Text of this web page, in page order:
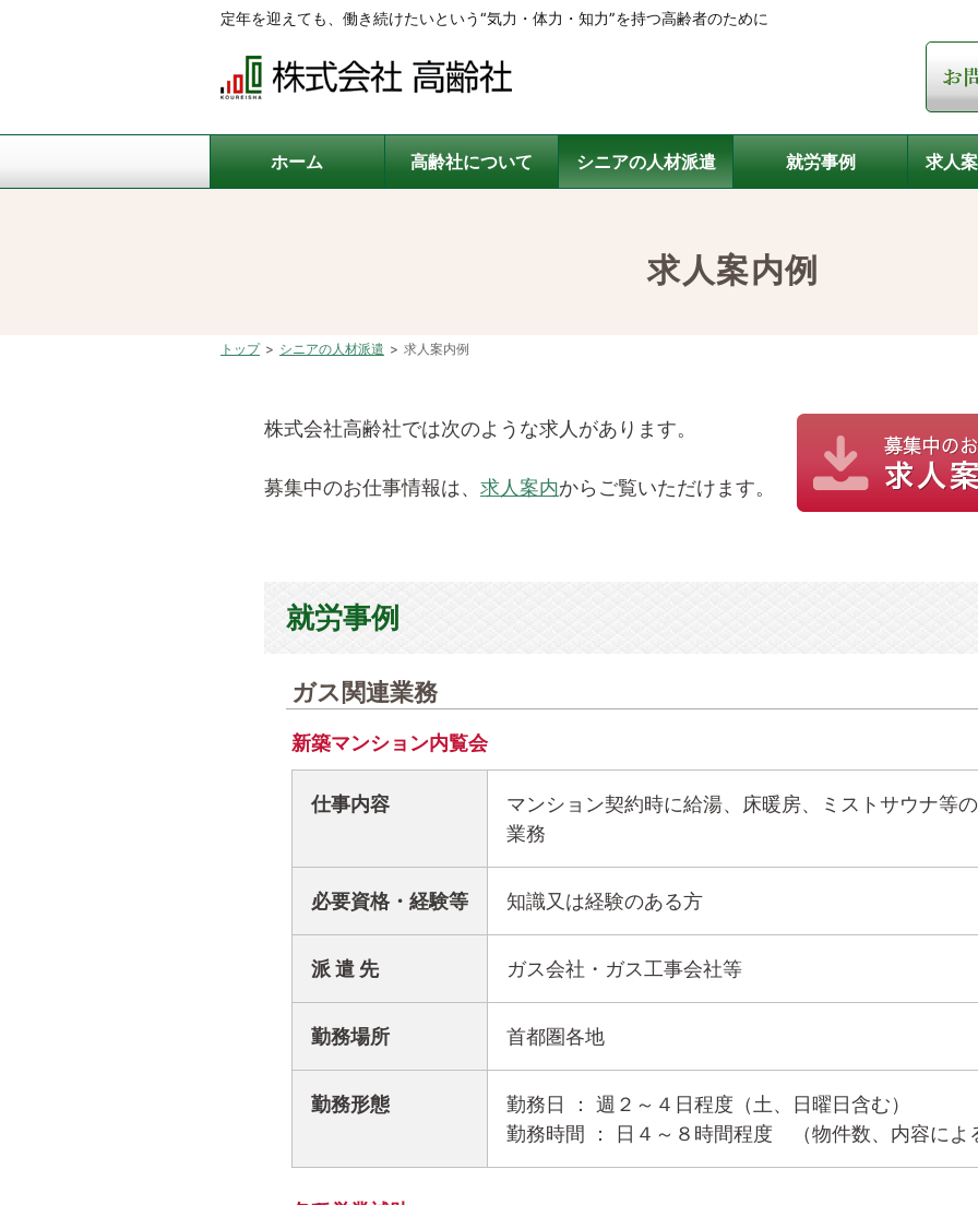
定年を迎えても、働き続けたいという“気力・体力・知力”を持つ高齢者のために
ホーム 高齢社について シニアの人材派遣 就労事例 求人
求人案内例
トップ シニアの人材派遣 求人案内例
株式会社高齢社では次のような求人があります。
募集中のお仕事情報は、 求人案内からご覧いただけます。
就労事例
ガス関連業務
新築マンション内覧会
仕事内容
マンション契約時に給湯、床暖房、ミストサウナ等
業務
必要資格・経験等 知識又は経験のある方
派 遣 先 ガス会社・ガス工事会社等
勤務場所 首都圏各地
勤務形態
勤務日 ： 週２～４日程度（土、日曜日含む）
勤務時間 ： 日４～８時間程度 （物件数、内容によ